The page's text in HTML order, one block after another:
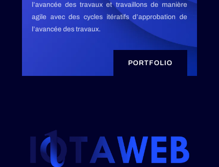
l’avancée des travaux et travaillons de manière
agile avec des cycles itératifs d’approbation de
l’avancée des travaux.
PORTFOLIO